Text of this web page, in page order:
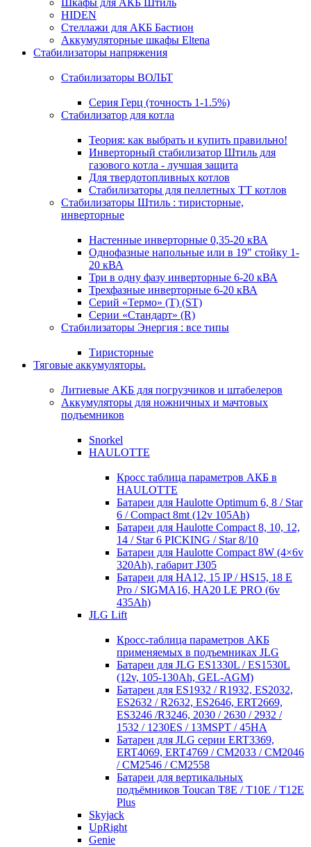
Шкафы для АКБ Штиль
HIDEN
Стеллажи для АКБ Бастион
Аккумуляторные шкафы Eltena
Стабилизаторы напряжения
Стабилизаторы ВОЛЬТ
Серия Герц (точность 1-1.5%)
Стабилизатор для котла
Теория: как выбрать и купить правильно!
Инверторный стабилизатор Штиль для
газового котла - лучшая защита
Для твердотопливных котлов
Стабилизаторы для пеллетных ТТ котлов
Стабилизаторы Штиль : тиристорные,
инверторные
Настенные инверторные 0,35-20 кВА
Однофазные напольные или в 19" стойку 1-
20 кВА
Три в одну фазу инверторные 6-20 кВА
Трехфазные инверторные 6-20 кВА
Серий «Термо» (T) (ST)
Серии «Стандарт» (R)
Стабилизаторы Энергия : все типы
Тиристорные
Тяговые аккумуляторы.
Литиевые АКБ для погрузчиков и штабелеров
Аккумуляторы для ножничных и мачтовых
подъемников
Snorkel
HAULOTTE
Кросc таблица параметров АКБ в
HAULOTTE
Батареи для Haulotte Optimum 6, 8 / Star
6 / Compact 8mt (12v 105Ah)
Батареи для Haulotte Compact 8, 10, 12,
14 / Star 6 PICKING / Star 8/10
Батареи для Haulotte Compact 8W (4×6v
320Ah), габарит J305
Батареи для HA12, 15 IP / HS15, 18 E
Pro / SIGMA16, HA20 LE PRO (6v
435Ah)
JLG Lift
Кросc-таблица параметров АКБ
применяемых в подъемниках JLG
Батареи для JLG ES1330L / ES1530L
(12v, 105-130Ah, GEL-AGM)
Батареи для ES1932 / R1932, ES2032,
ES2632 / R2632, ES2646, ERT2669,
ES3246 /R3246, 2030 / 2630 / 2932 /
1532 / 1230ES / 13MSPT / 45HA
Батареи для JLG серии ERT3369,
ERT4069, ERT4769 / CM2033 / CM2046
/ CM2546 / CM2558
Батареи для вертикальных
подъёмников Toucan T8E / T10E / T12E
Plus
Skyjack
UpRight
Genie